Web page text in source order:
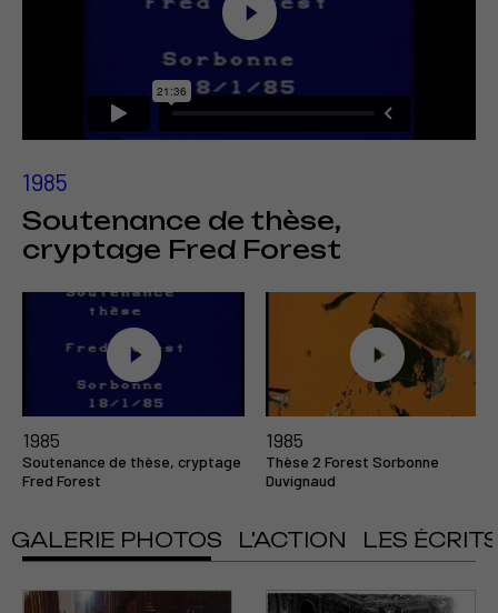
1985
Soutenance de thèse,
cryptage Fred Forest
1985
Soutenance de thèse, cryptage
Fred Forest
1985
Thèse 2 Forest Sorbonne
Duvignaud
GALERIE PHOTOS L'ACTION LES ÉCRITS